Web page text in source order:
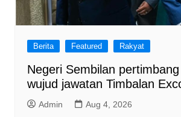
Berita Featured Rakyat
Negeri Sembilan
wujud jawatan Timbalan
Admin Aug 4, 2026